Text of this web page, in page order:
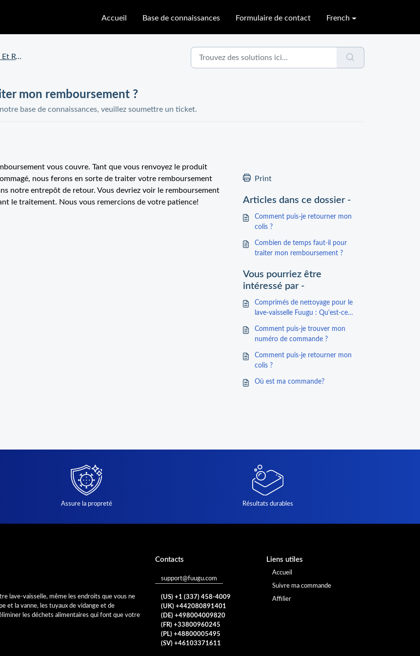
Accueil Base de connaissances Formulaire de contact French
mon remboursement ?
base de connaissances, veuillez soumettre un ticket.
vous couvre. Tant que vous renvoyez le produit
nous ferons en sorte de traiter votre remboursement
notre entrepôt de retour. Vous devriez voir le remboursement
le traitement. Nous vous remercions de votre patience!
Print
Articles dans ce dossier -
Comment puis-je retourner mon
colis ?
Combien de temps faut-il pour
traiter mon remboursement ?
Vous pourriez être
intéressé par -
Comprimés de nettoyage pour le
lave-vaisselle Fuugu : Qu'est-ce
Comment puis-je trouver mon
numéro de commande ?
Comment puis-je retourner mon
colis ?
Où est ma commande?
Assure la propreté Résultats durables
lave-vaisselle, même les endroits que vous ne
et la vanne, les tuyaux de vidange et de
les déchets alimentaires qui font que votre
Contacts
support@fuugu.com
(US) +1 (337) 458-4009
(UK) +442080891401
(DE) +498004009820
(FR) +33800960245
(PL) +48800005495
(SV) +46103371611
Liens utiles
Accueil
Suivre ma commande
Affilier